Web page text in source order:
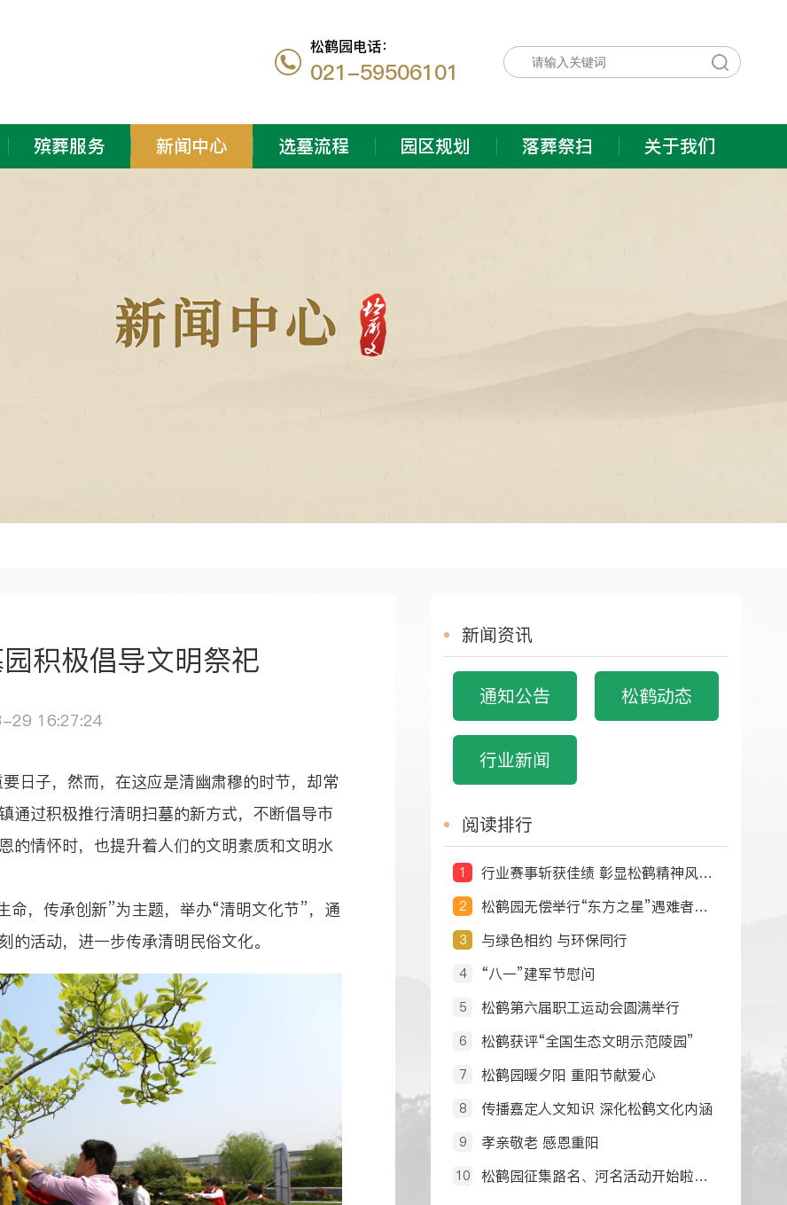
松鹤园电话：
021-59506101
殡葬服务 新闻中心 选墓流程 园区规划 落葬祭扫 关于我们
积极倡导文明祭祀
29 16:27:24
日子，然而，在这应是清幽肃穆的时节，却常
通过积极推行清明扫墓的新方式，不断倡导市
的情怀时，也提升着人们的文明素质和文明水
，传承创新”为主题，举办“清明文化节”，通
活动，进一步传承清明民俗文化。
新闻资讯
通知公告 松鹤动态
行业新闻
阅读排行
1 行业赛事斩获佳绩 彰显松鹤精神风貌 ——松鹤园职工摘得第十届全国民政行业职业技能竞赛荣誉
2 松鹤园无偿举行“东方之星”遇难者送别
3 与绿色相约 与环保同行
4 “八一”建军节慰问
5 松鹤第六届职工运动会圆满举行
6 松鹤获评“全国生态文明示范陵园”
7 松鹤园暖夕阳 重阳节献爱心
8 传播嘉定人文知识 深化松鹤文化内涵
9 孝亲敬老 感恩重阳
10 松鹤园征集路名、河名活动开始啦！ ‘由你说了算’ ——命名征集令